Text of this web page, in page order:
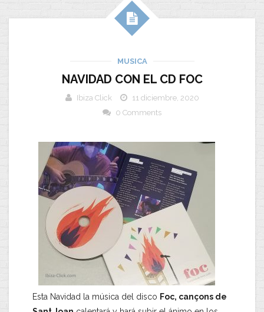
MUSICA
NAVIDAD CON EL CD FOC
Ibiza Click
11 diciembre, 2020
0 Comments
Esta Navidad la música del disco Foc, cançons de